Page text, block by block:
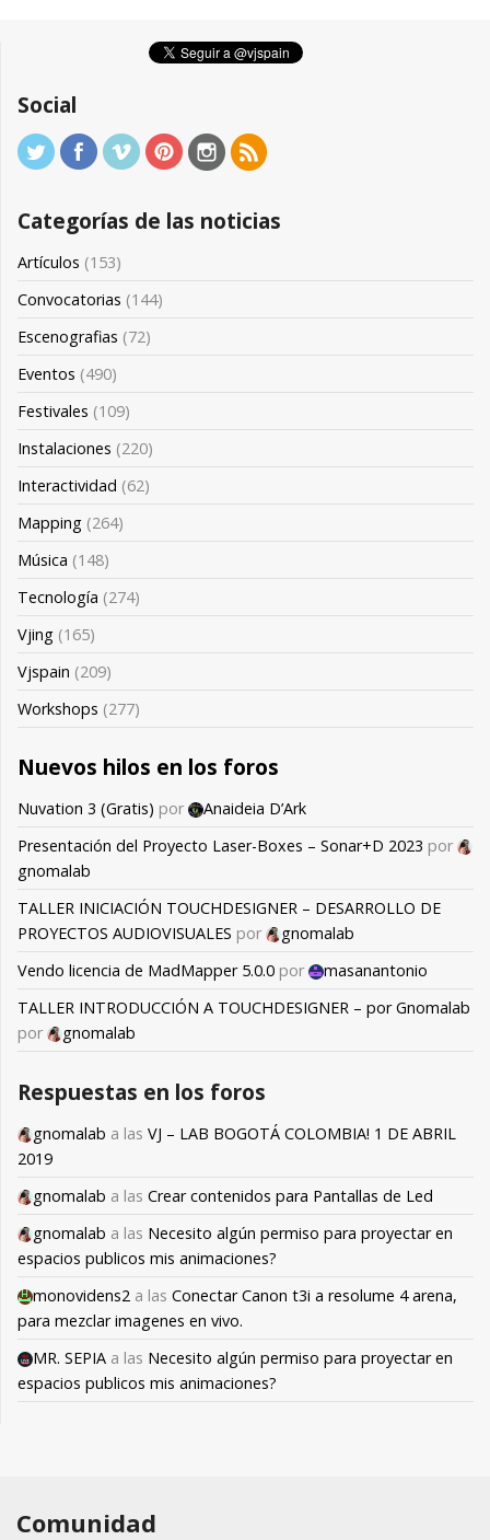
Social
Categorías de las noticias
Artículos (153)
Convocatorias (144)
Escenografias (72)
Eventos (490)
Festivales (109)
Instalaciones (220)
Interactividad (62)
Mapping (264)
Música (148)
Tecnología (274)
Vjing (165)
Vjspain (209)
Workshops (277)
Nuevos hilos en los foros
Nuvation 3 (Gratis) por
Anaideia D’Ark
Presentación del Proyecto Laser-Boxes – Sonar+D 2023 por
gnomalab
TALLER INICIACIÓN TOUCHDESIGNER – DESARROLLO DE
PROYECTOS AUDIOVISUALES por
gnomalab
Vendo licencia de MadMapper 5.0.0 por
masanantonio
TALLER INTRODUCCIÓN A TOUCHDESIGNER – por Gnomalab
por
gnomalab
Respuestas en los foros
gnomalab a las VJ – LAB BOGOTÁ COLOMBIA! 1 DE ABRIL
2019
gnomalab a las Crear contenidos para Pantallas de Led
gnomalab a las Necesito algún permiso para proyectar en
espacios publicos mis animaciones?
monovidens2 a las Conectar Canon t3i a resolume 4 arena,
para mezclar imagenes en vivo.
MR. SEPIA a las Necesito algún permiso para proyectar en
espacios publicos mis animaciones?
Comunidad